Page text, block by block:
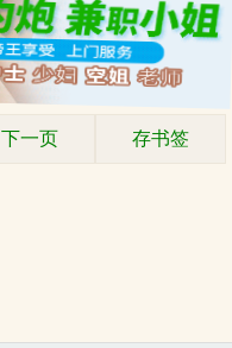
下一页 存书签